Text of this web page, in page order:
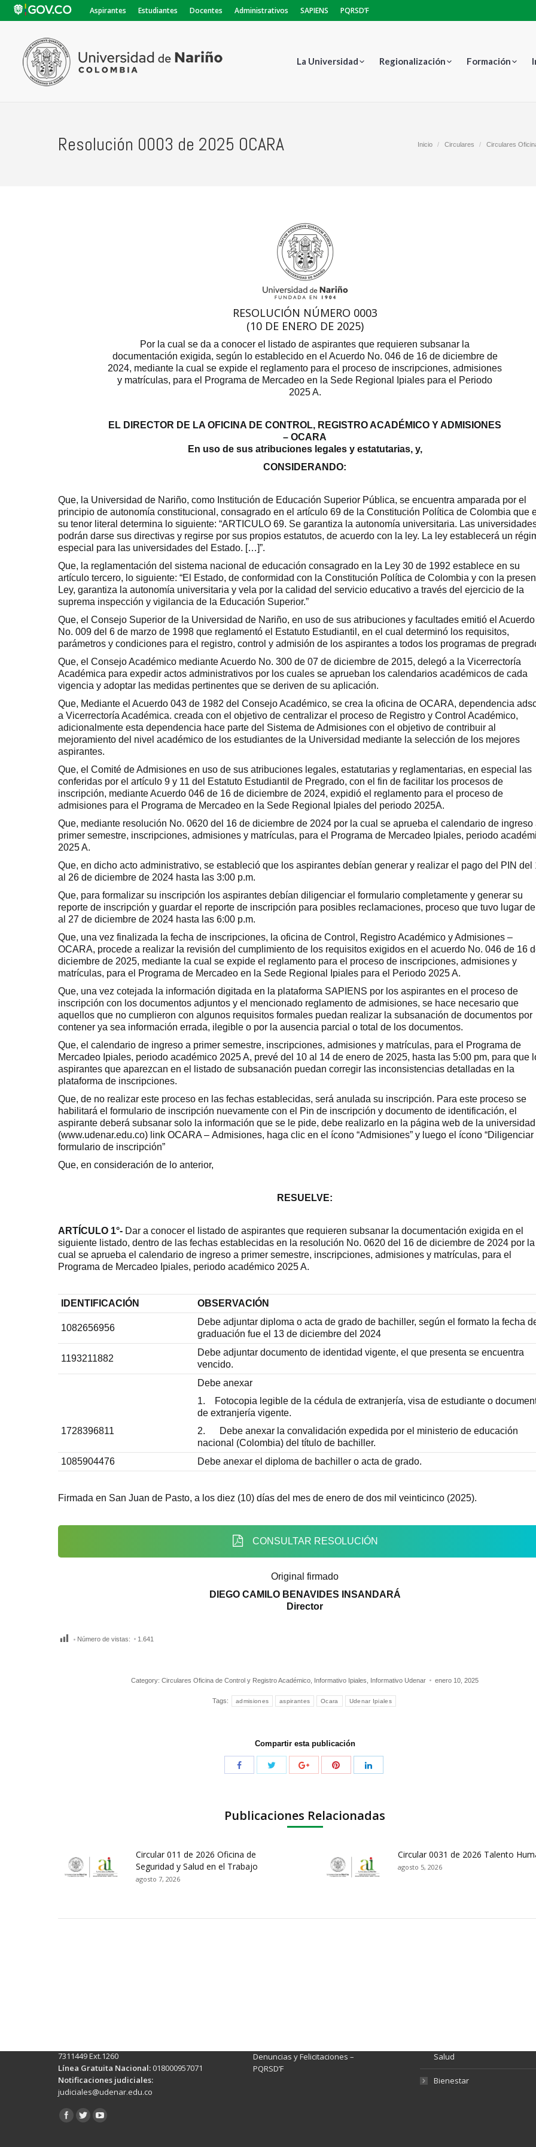
Aspirantes Estudiantes Docentes Administrativos SAPIENS PQRSD’F
La Universidad Regionalización Formación
Resolución 0003 de 2025 OCARA Inicio Circulares Circulares
RESOLUCIÓN NÚMERO 0003
(10 DE ENERO DE 2025)
Por la cual se da a conocer el listado de aspirantes que requieren subsanar la
documentación exigida, según lo establecido en el Acuerdo No. 046 de 16 de diciembre de
2024, mediante la cual se expide el reglamento para el proceso de inscripciones, admisiones
y matrículas, para el Programa de Mercadeo en la Sede Regional Ipiales para el Periodo
2025 A.
EL DIRECTOR DE LA OFICINA DE CONTROL, REGISTRO ACADÉMICO Y ADMISIONES
– OCARA
En uso de sus atribuciones legales y estatutarias, y,
CONSIDERANDO:
Que, la Universidad de Nariño, como Institución de Educación Superior Pública, se encuentra amparada por el
principio de autonomía constitucional, consagrado en el artículo 69 de la Constitución Política de Colombia que
su tenor literal determina lo siguiente: “ARTICULO 69. Se garantiza la autonomía universitaria. Las
podrán darse sus directivas y regirse por sus propios estatutos, de acuerdo con la ley. La ley establecerá un
especial para las universidades del Estado. […]”.
Que, la reglamentación del sistema nacional de educación consagrado en la Ley 30 de 1992 establece en su
artículo tercero, lo siguiente: “El Estado, de conformidad con la Constitución Política de Colombia y con la
Ley, garantiza la autonomía universitaria y vela por la calidad del servicio educativo a través del ejercicio de la
suprema inspección y vigilancia de la Educación Superior.”
Que, el Consejo Superior de la Universidad de Nariño, en uso de sus atribuciones y facultades emitió el Acuerdo
No. 009 del 6 de marzo de 1998 que reglamentó el Estatuto Estudiantil, en el cual determinó los requisitos,
parámetros y condiciones para el registro, control y admisión de los aspirantes a todos los programas de
Que, el Consejo Académico mediante Acuerdo No. 300 de 07 de diciembre de 2015, delegó a la Vicerrectoría
Académica para expedir actos administrativos por los cuales se aprueban los calendarios académicos de cada
vigencia y adoptar las medidas pertinentes que se deriven de su aplicación.
Que, Mediante el Acuerdo 043 de 1982 del Consejo Académico, se crea la oficina de OCARA, dependencia
a Vicerrectoría Académica. creada con el objetivo de centralizar el proceso de Registro y Control Académico,
adicionalmente esta dependencia hace parte del Sistema de Admisiones con el objetivo de contribuir al
mejoramiento del nivel académico de los estudiantes de la Universidad mediante la selección de los mejores
aspirantes.
Que, el Comité de Admisiones en uso de sus atribuciones legales, estatutarias y reglamentarias, en especial las
conferidas por el artículo 9 y 11 del Estatuto Estudiantil de Pregrado, con el fin de facilitar los procesos de
inscripción, mediante Acuerdo 046 de 16 de diciembre de 2024, expidió el reglamento para el proceso de
admisiones para el Programa de Mercadeo en la Sede Regional Ipiales del periodo 2025A.
Que, mediante resolución No. 0620 del 16 de diciembre de 2024 por la cual se aprueba el calendario de ingreso
primer semestre, inscripciones, admisiones y matrículas, para el Programa de Mercadeo Ipiales, periodo
2025 A.
Que, en dicho acto administrativo, se estableció que los aspirantes debían generar y realizar el pago del PIN del
al 26 de diciembre de 2024 hasta las 3:00 p.m.
Que, para formalizar su inscripción los aspirantes debían diligenciar el formulario completamente y generar su
reporte de inscripción y guardar el reporte de inscripción para posibles reclamaciones, proceso que tuvo lugar
al 27 de diciembre de 2024 hasta las 6:00 p.m.
Que, una vez finalizada la fecha de inscripciones, la oficina de Control, Registro Académico y Admisiones –
OCARA, procede a realizar la revisión del cumplimiento de los requisitos exigidos en el acuerdo No. 046 de 16
diciembre de 2025, mediante la cual se expide el reglamento para el proceso de inscripciones, admisiones y
matrículas, para el Programa de Mercadeo en la Sede Regional Ipiales para el Periodo 2025 A.
Que, una vez cotejada la información digitada en la plataforma SAPIENS por los aspirantes en el proceso de
inscripción con los documentos adjuntos y el mencionado reglamento de admisiones, se hace necesario que
aquellos que no cumplieron con algunos requisitos formales puedan realizar la subsanación de documentos por
contener ya sea información errada, ilegible o por la ausencia parcial o total de los documentos.
Que, el calendario de ingreso a primer semestre, inscripciones, admisiones y matrículas, para el Programa de
Mercadeo Ipiales, periodo académico 2025 A, prevé del 10 al 14 de enero de 2025, hasta las 5:00 pm, para que
aspirantes que aparezcan en el listado de subsanación puedan corregir las inconsistencias detalladas en la
plataforma de inscripciones.
Que, de no realizar este proceso en las fechas establecidas, será anulada su inscripción. Para este proceso se
habilitará el formulario de inscripción nuevamente con el Pin de inscripción y documento de identificación, el
aspirante deberá subsanar solo la información que se le pide, debe realizarlo en la página web de la universidad
(www.udenar.edu.co) link OCARA – Admisiones, haga clic en el ícono “Admisiones” y luego el ícono “Diligenciar
formulario de inscripción”
Que, en consideración de lo anterior,
RESUELVE:
ARTÍCULO 1°- Dar a conocer el listado de aspirantes que requieren subsanar la documentación exigida en el
siguiente listado, dentro de las fechas establecidas en la resolución No. 0620 del 16 de diciembre de 2024 por la
cual se aprueba el calendario de ingreso a primer semestre, inscripciones, admisiones y matrículas, para el
Programa de Mercadeo Ipiales, periodo académico 2025 A.
IDENTIFICACI ÓN OBSERVACI ÓN
1082656956
Debe adjuntar diploma o acta de grado de bachiller, según el formato la fecha
graduación fue el 13 de diciembre del 2024
1193211882
Debe adjuntar documento de identidad vigente, el que presenta se encuentra
vencido.
1728396811
Debe anexar
1. Fotocopia legible de la cédula de extranjería, visa de estudiante o
de extranjería vigente.
2. Debe anexar la convalidación expedida por el ministerio de educación
nacional (Colombia) del título de bachiller.
1085904476
Debe anexar el diploma de bachiller o acta de grado.
Firmada en San Juan de Pasto, a los diez (10) días del mes de enero de dos mil veinticinco (2025).
CONSULTAR RESOLUCIÓN
Original firmado
DIEGO CAMILO BENAVIDES INSANDARÁ
Director
Número de vistas: 1.641
Category: Circulares Oficina de Control y Registro Académico Informativo Ipiales Informativo Udenar enero 10, 2025
Tags: admisiones aspirantes Ocara Udenar Ipiales
Compartir esta publicación
Publicaciones Relacionadas
Circular 011 de 2026 Oficina de
Seguridad y Salud en el Trabajo
agosto 7, 2026
Circular 0031 de 2026 Talento
agosto 5, 2026
7311449 Ext.1260
Línea Gratuita Nacional: 018000957071
Notificaciones judiciales:
judiciales@udenar.edu.co
Encuéntranos en:
Denuncias y Felicitaciones –
PQRSD’F
Salud
Bienestar